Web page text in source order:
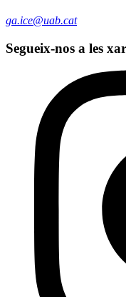
ga.ice@uab.cat
Segueix-nos a les